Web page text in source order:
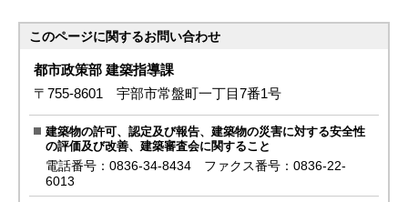
このページに関するお問い合わせ
都市政策部 建築指導課
〒755-8601 宇部市常盤町一丁目7番1号
建築物の許可、認定及び報告、建築物の災害に対する安全性
の評価及び改善、建築審査会に関すること
電話番号：0836-34-8434 ファクス番号：0836-22-
6013